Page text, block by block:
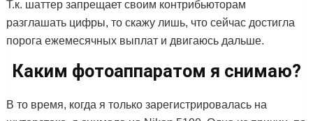
Т.к. шаттер запрещает своим контрибьюторам
разглашать цифры, то скажу лишь, что сейчас достигла
порога ежемесячных выплат и двигаюсь дальше.
Каким фотоаппаратом я снимаю?
В то время, когда я только зарегистрировалась на